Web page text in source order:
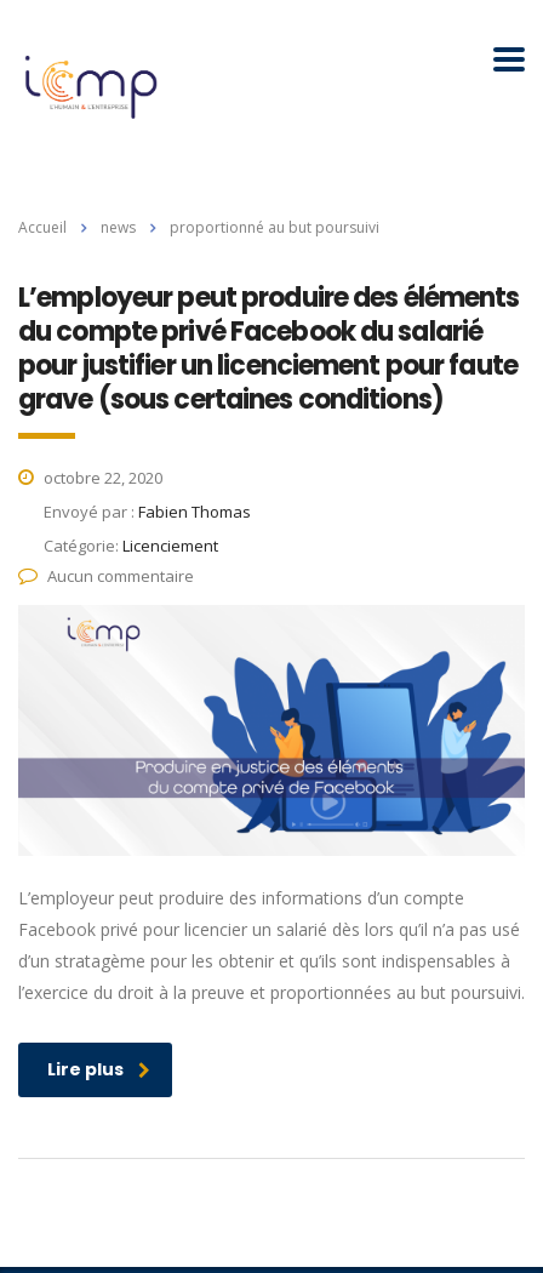
Accueil news proportionné au but poursuivi
L’employeur peut produire des éléments
du compte privé Facebook du salarié
pour justifier un licenciement pour faute
grave (sous certaines conditions)
octobre 22, 2020
Envoyé par : Fabien Thomas
Catégorie: Licenciement
Aucun commentaire
L’employeur peut produire des informations d’un compte
Facebook privé pour licencier un salarié dès lors qu’il n’a pas usé
d’un stratagème pour les obtenir et qu’ils sont indispensables à
l’exercice du droit à la preuve et proportionnées au but poursuivi.
Lire plus